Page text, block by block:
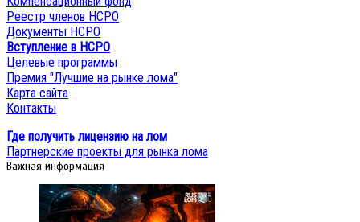
Реестр членов НСРО
Документы НСРО
Вступление в НСРО
Целевые программы
Премия "Лучшие на рынке лома"
Карта сайта
Контакты
Где получить лицензию на лом
Партнерские проекты для рынка лома
Важная информация